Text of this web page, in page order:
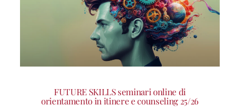
FUTURE SKILLS seminari online di
orientamento in itinere e counseling 25/26